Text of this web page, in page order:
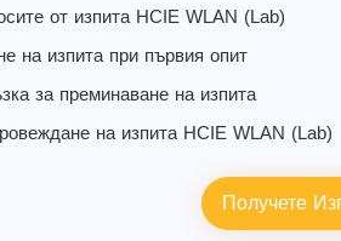
от изпита HCIE WLAN (Lab)
на изпита при първия опит
за преминаване на изпита
на изпита HCIE WLAN (Lab)
Получете